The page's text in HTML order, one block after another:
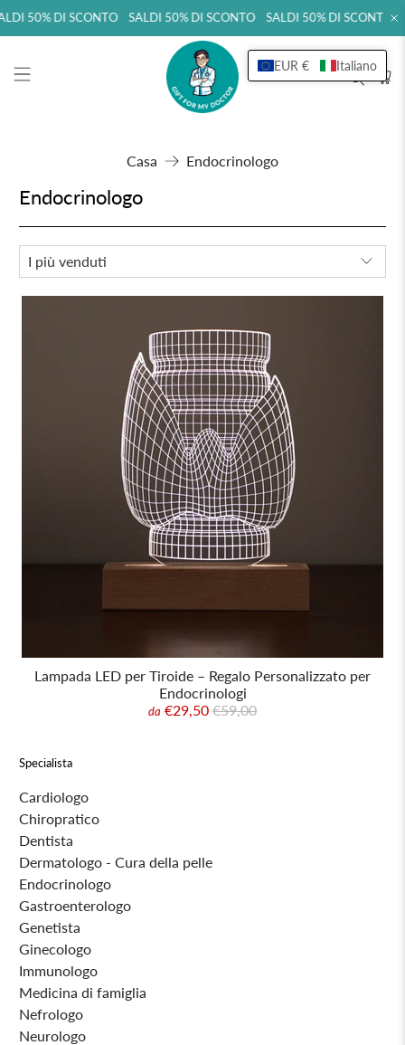
50% DI SCONTO SALDI 50% DI SCONTO SALDI 50% DI
Casa Endocrinologo
Endocrinologo
Specialista
Cardiologo
Chiropratico
Dentista
Dermatologo - Cura della pelle
Endocrinologo
Gastroenterologo
Genetista
Ginecologo
Immunologo
Medicina di famiglia
Nefrologo
Neurologo
Lampada LED per Tiroide – Regalo Personalizzato per
Endocrinologi
da €29,50 €59,00
EUR € Italiano